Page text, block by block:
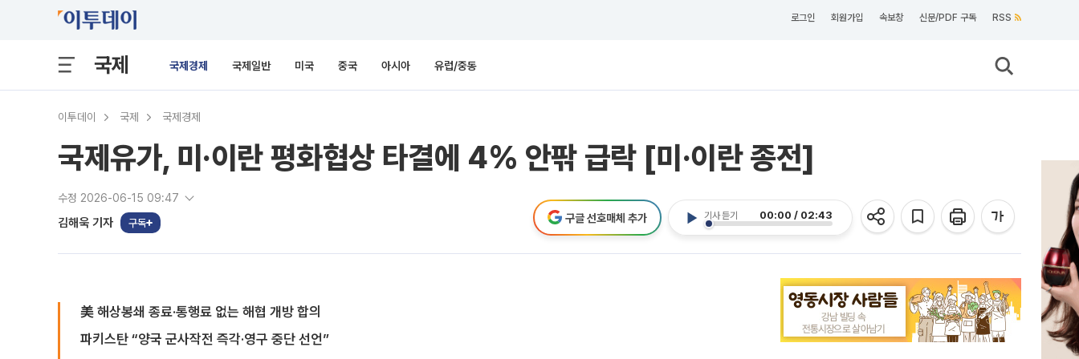
로그인 회원가입 속보창 신문/PDF 구독 RSS
국제 국제경제 국제일반 미국 중국 아시아 유럽/중동
이투데이 국제 국제경제
국제유가, 미·이란 평화협상 타결에 4% 안팎 급락 [미·이란 종전]
수정 2026-06-15 09:47
김해욱 기자 구독
기사 듣기 00:00 / 02:43
구글 선호매체 추가
美 해상봉쇄 종료·통행료 없는 해협 개방 합의
파키스탄 “양국 군사작전 즉각·영구 중단 선언”